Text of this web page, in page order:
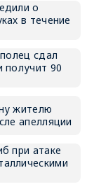
о
в течение
сдал
получит 90
жителю
апелляции
при атаке